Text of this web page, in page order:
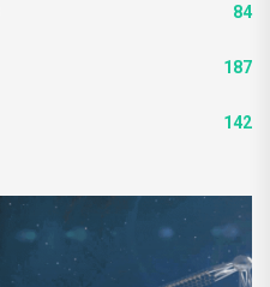
84
187
142